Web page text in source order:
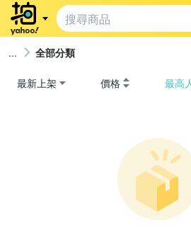
全部分類
最新上架 價格 最高